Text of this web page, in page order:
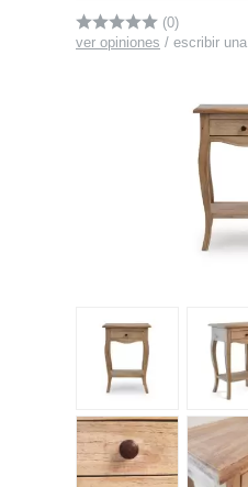
(0)
ver opiniones / escribir una